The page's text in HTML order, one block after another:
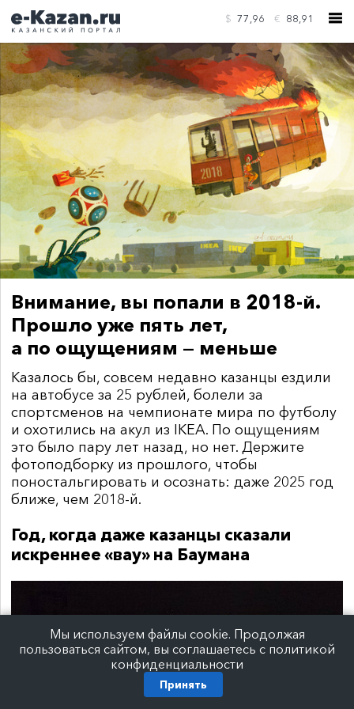
$ 77,96 € 88,91
КОНТАКТЫ
Внимание, вы попали в 2018-й.
Прошло уже пять лет,
а по ощущениям — меньше
Казалось бы, совсем недавно казанцы ездили
на автобусе за 25 рублей, болели за
спортсменов на чемпионате мира по футболу
и охотились на акул из IKEA. По ощущениям
это было пару лет назад, но нет. Держите
фотоподборку из прошлого, чтобы
поностальгировать и осознать: даже 2025 год
ближе, чем 2018-й.
Год, когда даже казанцы сказали
искреннее «вау» на Баумана
Мы используем файлы cookie. Продолжая
пользоваться сайтом, вы соглашаетесь с политикой
конфиденциальности
Принять